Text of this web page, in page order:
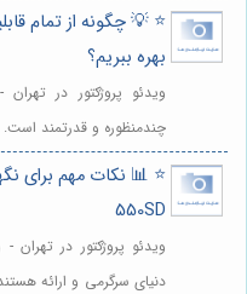
بهره ببریم؟
چندمنظوره و قدرتمند
⭐️ 📊 نکات مهم برای
550SD
ویدئو پروژکتور در تهران
دنیای سرگرمی و ارائه